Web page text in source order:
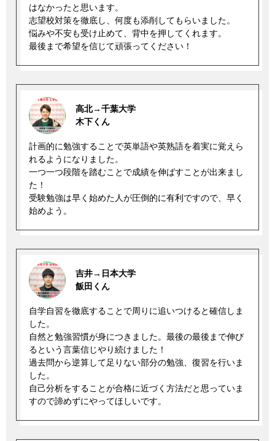
はなかったと思います。
志望校対策を徹底し、何度も添削してもらいました。
悩みや不安も受け止めて、背中を押してくれます。
最後まで希望を信じて頑張ってください！
高北→千葉大学
木下くん
計画的に勉強することで英単語や英熟語を着実に覚えら
れるようになりました。
一つ一つ段階を踏むことで成績を伸ばすことが出来まし
た！
受験勉強は早く始めた人が圧倒的に有利ですので、早く
始めよう。
吉井→日本大学
飯田くん
自学自習を徹底することで周りに追いつけると確信しま
した。
自然と勉強習慣が身につきました。最後の最後まで伸び
るという言葉信じやり続けました！
過去問から逆算して足りない部分の勉強、復習を行いま
した。
自己分析をすることが合格に近づく方法だと思っていま
すので諦めずにやってほしいです。